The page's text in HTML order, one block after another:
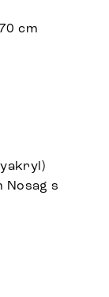
cm
Nosag s